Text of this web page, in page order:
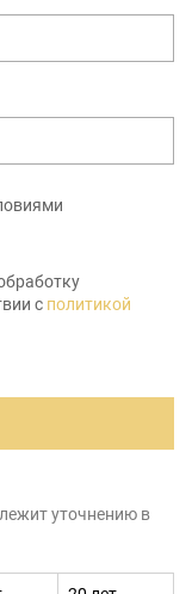
с политикой
уточнению в